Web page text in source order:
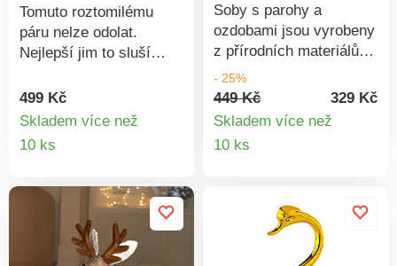
Tomuto roztomilému
páru nelze odolat.
Nejlepší jim to sluší
Zamilujte se do této
sladké dívky. Se svým
tvaru jahod je skutečnou
okenního parapetu.
Výška 25 cm. Pro
exteriér + interiér.
499 Kč
Skladem více než
10 ks
Soby s parohy a
ozdobami jsou vyrobeny
z přírodních materiálů a
stanou se nádhernou
dekorací nejen na
Vánoce. S láskou
trávy.
- 25%
449 Kč
329 Kč
Skladem více než
10 ks